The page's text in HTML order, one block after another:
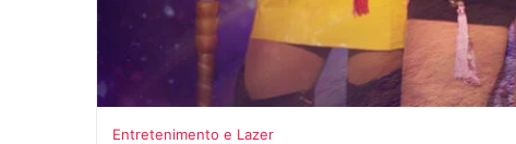
Entretenimento e Lazer